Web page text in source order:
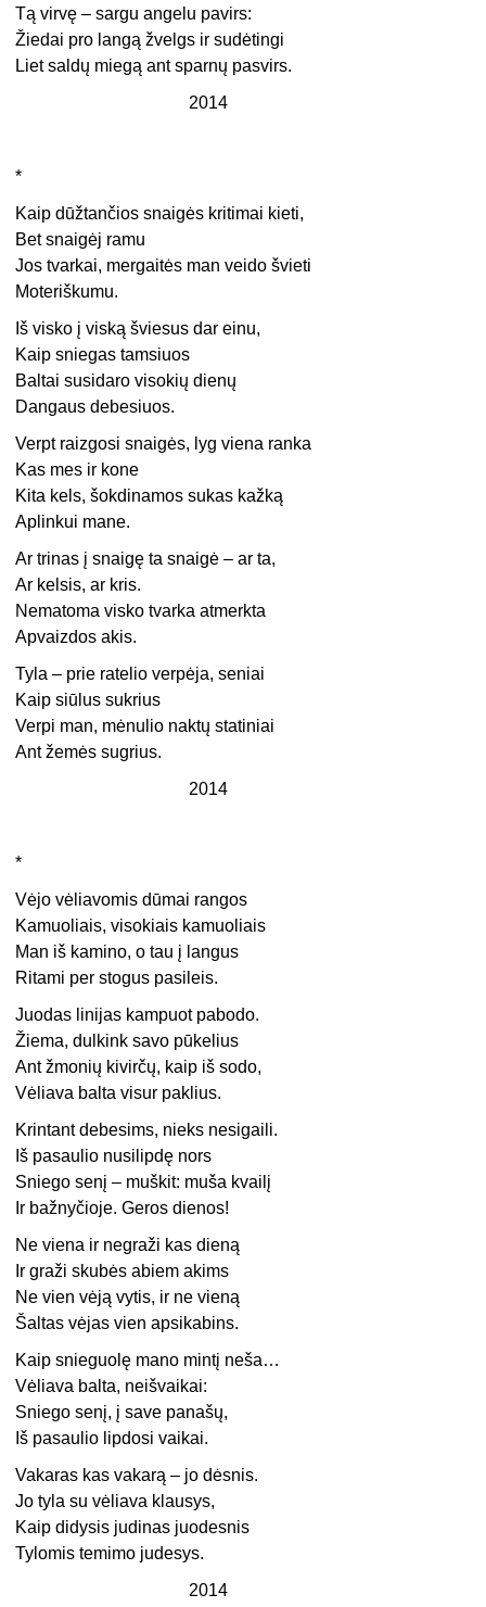
Tą virvę – sargu angelu pavirs:
Žiedai pro langą žvelgs ir sudėtingi
Liet saldų miegą ant sparnų pasvirs.
2014
*
Kaip dūžtančios snaigės kritimai kieti,
Bet snaigėj ramu
Jos tvarkai, mergaitės man veido švieti
Moteriškumu.
Iš visko į viską šviesus dar einu,
Kaip sniegas tamsiuos
Baltai susidaro visokių dienų
Dangaus debesiuos.
Verpt raizgosi snaigės, lyg viena ranka
Kas mes ir kone
Kita kels, šokdinamos sukas kažką
Aplinkui mane.
Ar trinas į snaigę ta snaigė – ar ta,
Ar kelsis, ar kris.
Nematoma visko tvarka atmerkta
Apvaizdos akis.
Tyla – prie ratelio verpėja, seniai
Kaip siūlus sukrius
Verpi man, mėnulio naktų statiniai
Ant žemės sugrius.
2014
*
Vėjo vėliavomis dūmai rangos
Kamuoliais, visokiais kamuoliais
Man iš kamino, o tau į langus
Ritami per stogus pasileis.
Juodas linijas kampuot pabodo.
Žiema, dulkink savo pūkelius
Ant žmonių kivirčų, kaip iš sodo,
Vėliava balta visur paklius.
Krintant debesims, nieks nesigaili.
Iš pasaulio nusilipdę nors
Sniego senį – muškit: muša kvailį
Ir bažnyčioje. Geros dienos!
Ne viena ir negraži kas dieną
Ir graži skubės abiem akims
Ne vien vėją vytis, ir ne vieną
Šaltas vėjas vien apsikabins.
Kaip snieguolę mano mintį neša…
Vėliava balta, neišvaikai:
Sniego senį, į save panašų,
Iš pasaulio lipdosi vaikai.
Vakaras kas vakarą – jo dėsnis.
Jo tyla su vėliava klausys,
Kaip didysis judinas juodesnis
Tylomis temimo judesys.
2014